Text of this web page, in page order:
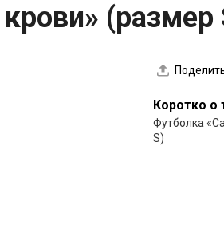
(размер
Коротко о
Футболка
S)